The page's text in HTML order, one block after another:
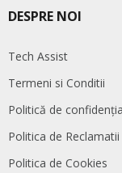
DESPRE NOI
Tech Assist
Termeni si Conditii
Politică de
Politica de Reclamatii
Politica de Cookies